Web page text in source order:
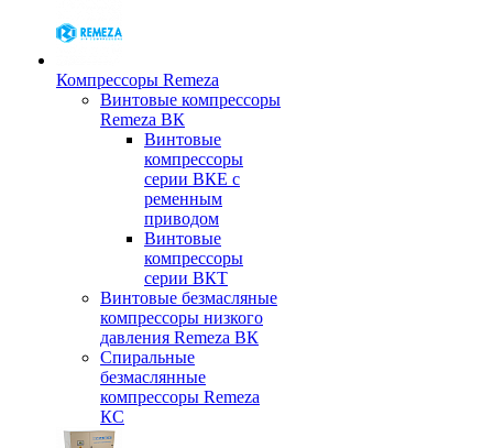
Компрессоры Remeza
Винтовые компрессоры
Remeza ВК
Винтовые
компрессоры
серии ВКЕ с
ременным
приводом
Винтовые
компрессоры
серии ВКТ
Винтовые безмасляные
компрессоры низкого
давления Remeza ВК
Спиральные
безмаслянные
компрессоры Remeza
КС